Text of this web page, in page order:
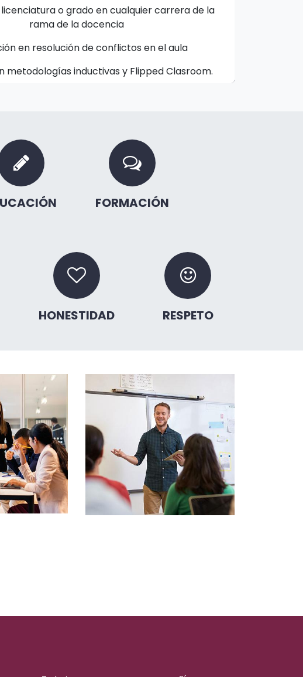
o grado en cualquier carrera de la
rama de la docencia
en resolución de conflictos en el aula
metodologías inductivas y Flipped Clasroom.
FORMACIÓN
HONESTIDAD RESPETO